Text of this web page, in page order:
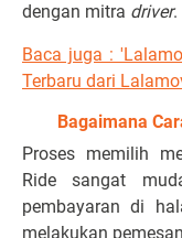
dengan mitra driver.
Baca juga :
Terbaru dari
Bagaimana
Proses memilih
Ride sangat
pembayaran di
melakukan